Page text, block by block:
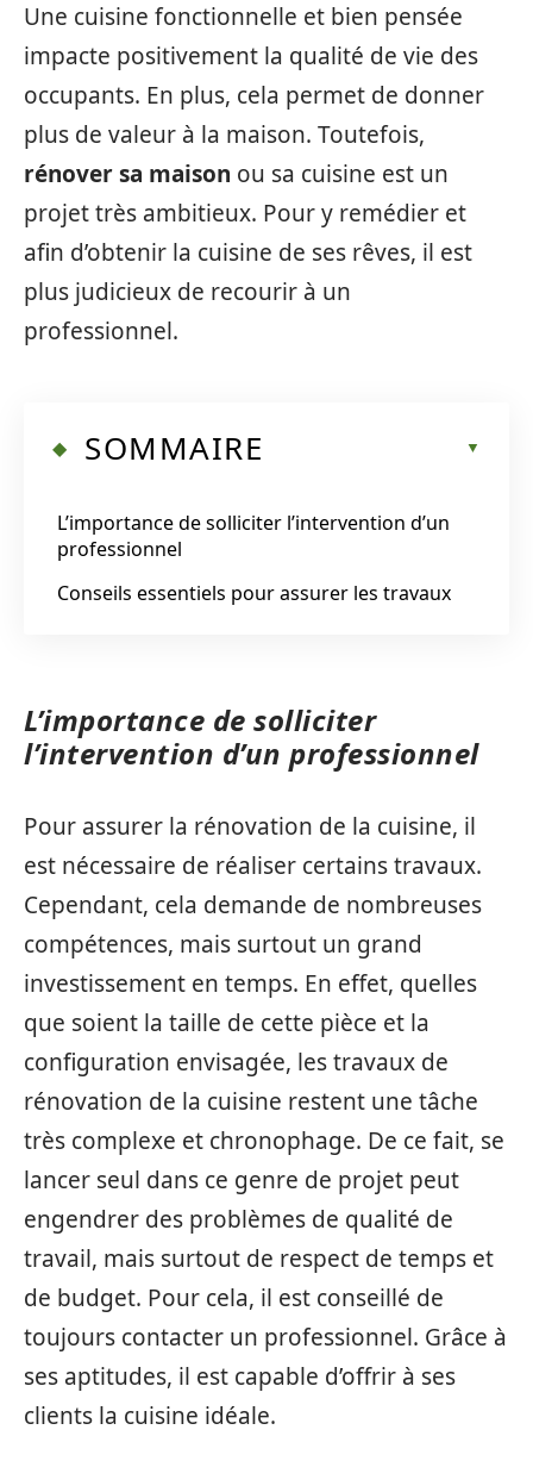
Une cuisine fonctionnelle et bien pensée
impacte positivement la qualité de vie des
occupants. En plus, cela permet de donner
plus de valeur à la maison. Toutefois,
rénover sa maison ou sa cuisine est un
projet très ambitieux. Pour y remédier et
afin d’obtenir la cuisine de ses rêves, il est
plus judicieux de recourir à un
professionnel.
SOMMAIRE
L’importance de solliciter l’intervention d’un
professionnel
Conseils essentiels pour assurer les travaux
L’importance de solliciter
l’intervention d’un professionnel
Pour assurer la rénovation de la cuisine, il
est nécessaire de réaliser certains travaux.
Cependant, cela demande de nombreuses
compétences, mais surtout un grand
investissement en temps. En effet, quelles
que soient la taille de cette pièce et la
configuration envisagée, les travaux de
rénovation de la cuisine restent une tâche
très complexe et chronophage. De ce fait, se
lancer seul dans ce genre de projet peut
engendrer des problèmes de qualité de
travail, mais surtout de respect de temps et
de budget. Pour cela, il est conseillé de
toujours contacter un professionnel. Grâce à
ses aptitudes, il est capable d’offrir à ses
clients la cuisine idéale.